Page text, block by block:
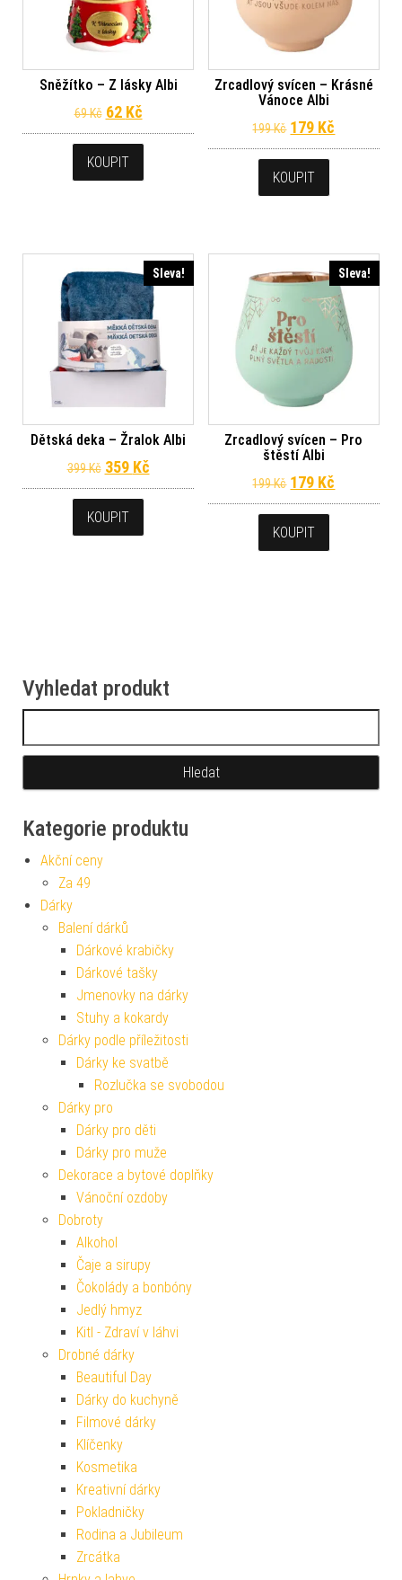
Sněžítko – Z lásky Albi
69Kč Původní cena byla: 69 Kč.
62 KčAktuální cena je: 62 Kč.
KOUPIT
Zrcadlový svícen – Krásné
Vánoce Albi
199Kč Původní cena
179 Kč
KOUPIT
Sleva!
Dětská deka – Žralok Albi
399Kč Původní cena byla: 399 Kč.
359 KčAktuální cena je: 359 Kč.
KOUPIT
Sleva!
Zrcadlový svícen – Pro
štěstí Albi
199Kč Původní cena
179 Kč
KOUPIT
Vyhledat produkt
Kategorie produktu
Akční ceny
Za 49
Dárky
Balení dárků
Dárkové krabičky
Dárkové tašky
Jmenovky na dárky
Stuhy a kokardy
Dárky podle příležitosti
Dárky ke svatbě
Rozlučka se svobodou
Dárky pro
Dárky pro děti
Dárky pro muže
Dekorace a bytové doplňky
Vánoční ozdoby
Dobroty
Alkohol
Čaje a sirupy
Čokolády a bonbóny
Jedlý hmyz
Kitl - Zdraví v láhvi
Drobné dárky
Beautiful Day
Dárky do kuchyně
Filmové dárky
Klíčenky
Kosmetika
Kreativní dárky
Pokladničky
Rodina a Jubileum
Zrcátka